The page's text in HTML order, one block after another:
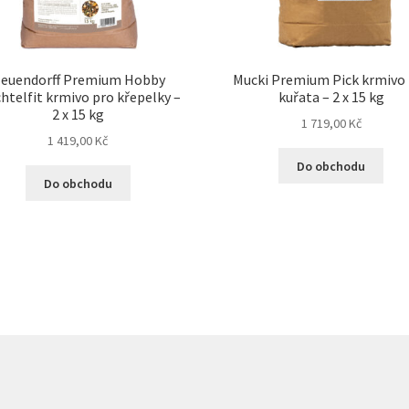
Premium Hobby
krmivo pro křepelky –
2 x 15 kg
1 419,00Kč
Do obchodu
Mucki Premium Pick krmivo
kuřata – 2 x 15 kg
1 719,00Kč
Do obchodu